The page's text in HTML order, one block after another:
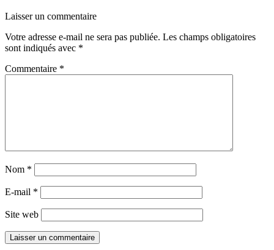
Laisser un commentaire
Votre adresse e-mail ne sera pas publiée. Les champs obligatoires
sont indiqués avec *
Commentaire *
Nom *
E-mail *
Site web